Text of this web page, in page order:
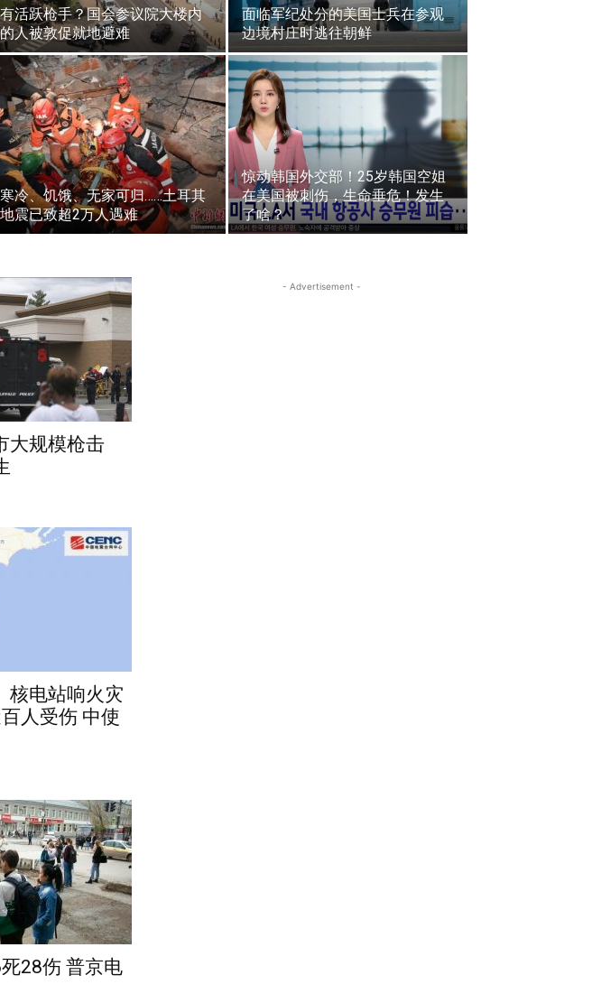
有活跃枪手？国会参议院大楼内
的人被敦促就地避难
面临军纪处分的美国士兵在参观
边境村庄时逃往朝鲜
寒冷、饥饿、无家可归……土耳其
地震已致超2万人遇难
惊动韩国外交部！25岁韩国空姐
在美国被刺伤，生命垂危！发生
了啥？
大规模枪击
核电站响火灾
人受伤 中使
28伤 普京电
- Advertisement -